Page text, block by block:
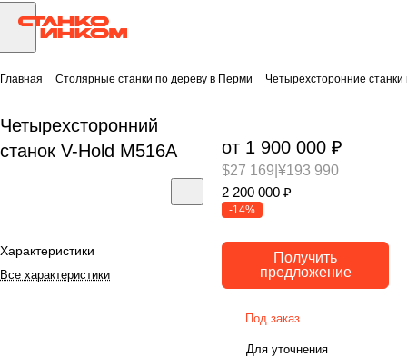
Главная Столярные станки по дереву в Перми Четырехсторонние
Четырехсторонний
станок V-Hold M516A
Характеристики
Все характеристики
от 1 900 000 ₽
$27 169 ¥193 990
2 200 000 ₽
-14%
Получить
предложение
Под заказ
Для уточнения